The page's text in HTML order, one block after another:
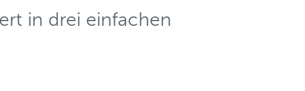
in drei einfachen